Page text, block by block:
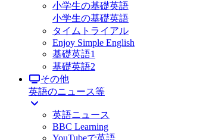
小学生の基礎英語
小学生の基礎英語
タイムトライアル
Enjoy Simple English
基礎英語1
基礎英語2
その他
英語のニュース等
英語ニュース
BBC Learning
YouTubeで英語